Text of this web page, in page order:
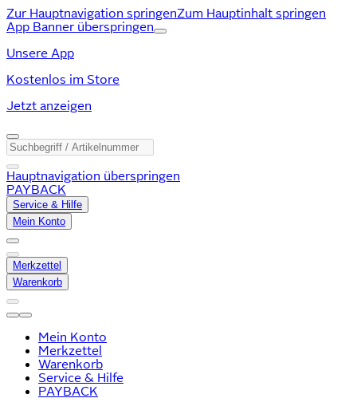
Zur Hauptnavigation springenZum Hauptinhalt springen
App Banner überspringen
Unsere App
Kostenlos im Store
Jetzt anzeigen
Hauptnavigation überspringen
PAYBACK
Service & Hilfe
Mein Konto
Merkzettel
Warenkorb
Mein Konto
Merkzettel
Warenkorb
Service & Hilfe
PAYBACK